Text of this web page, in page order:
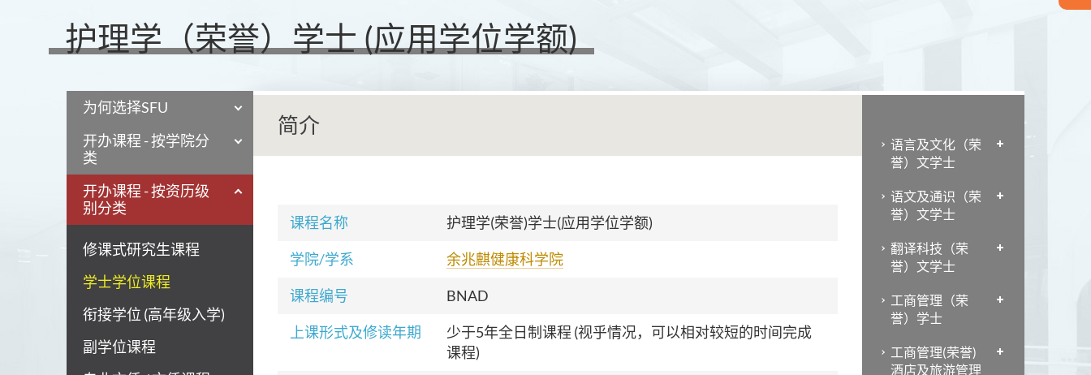
护理学（荣誉）学士 (应用学位学额)
为何选择SFU
开办课程 - 按学院分
类
开办课程 - 按资历级
别分类
修课式研究生课程
学士学位课程
衔接学位 (高年级入学)
副学位课程
简介
课程名称 护理学(荣誉)学士(应用学位学额)
学院/学系 余兆麒健康科学院
课程编号 BNAD
上课形式及修读年期 少于5年全日制课程 (视乎情况，可以相对较短的时间完成
课程)
语言及文化（荣
誉）文学士
语文及通识（荣
誉）文学士
翻译科技（荣
誉）文学士
工商管理（荣
誉）学士
工商管理(荣誉)
酒店及旅游管理